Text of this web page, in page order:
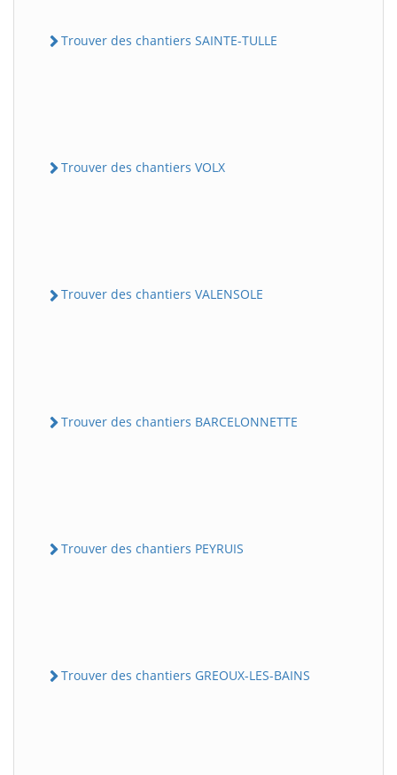
Trouver des chantiers SAINTE-TULLE
Trouver des chantiers VOLX
Trouver des chantiers VALENSOLE
Trouver des chantiers BARCELONNETTE
Trouver des chantiers PEYRUIS
Trouver des chantiers GREOUX-LES-BAINS